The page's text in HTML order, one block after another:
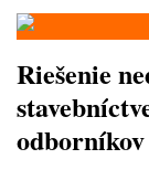
Riešenie